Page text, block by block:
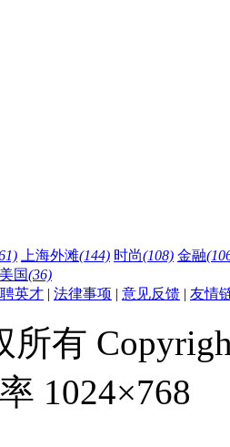
上海外滩(144) 时尚(108) 金融
美国(36)
英才 | 法律事项 | 意见反馈 | 友情
有
1024×768